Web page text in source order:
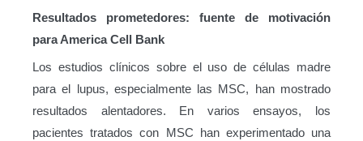
Resultados prometedores: fuente de motivación
para America Cell Bank
Los estudios clínicos sobre el uso de células madre
para el lupus, especialmente las MSC, han mostrado
resultados alentadores. En varios ensayos, los
pacientes tratados con MSC han experimentado una